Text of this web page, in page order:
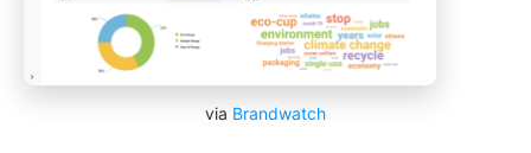
via Brandwatch